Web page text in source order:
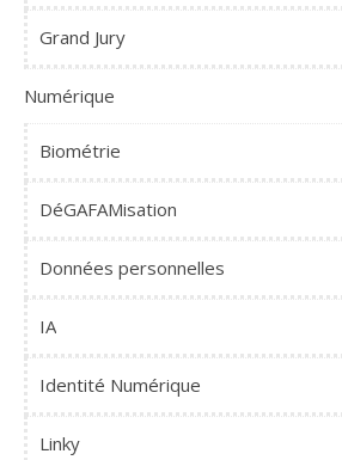
Grand Jury
Numérique
Biométrie
DéGAFAMisation
Données personnelles
IA
Identité Numérique
Linky